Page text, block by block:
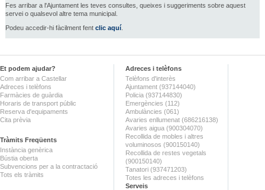
Fes arribar a l'Ajuntament les teves consultes, queixes i suggeriments sobre aquest
servei o qualsevol altre tema municipal.
Podeu accedir-hi fàcilment fent clic aquí.
Et podem ajudar?
Com arribar a Castellar
Adreces i telèfons
Farmàcies de guàrdia
Horaris de transport públic
Reserva d'equipaments
Cita prèvia
Tràmits Freqüents
Instància genèrica
Bústia oberta
Subvencions per a la contractació
Tots els tràmits
Adreces i telèfons
Telèfons d'interès
Ajuntament (937144040)
Policia (937144830)
Emergències (112)
Ambulàncies (061)
Avaries enllumenat (686216138)
Avaries aigua (900304070)
Recollida de mobles i altres
voluminosos (900150140)
Recollida de restes vegetals
(900150140)
Tanatori (937471203)
Totes les adreces i telèfons
Serveis